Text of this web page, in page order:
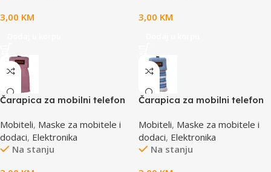
3,00 KM
3,00 KM
Čarapica za mobilni telefon
65x100mm
Mobiteli, Maske za mobitele i
dodaci, Elektronika
Na stanju
Čarapica za mobilni telefon
65x100mm
Mobiteli, Maske za mobitele i
dodaci, Elektronika
Na stanju